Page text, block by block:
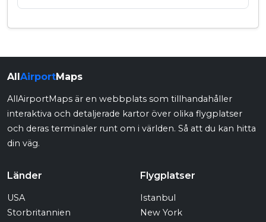
AllAirportMaps
AllAirportMaps är en webbplats som tillhandahåller
interaktiva och detaljerade kartor över olika flygplatser
och deras terminaler runt om i världen. Så att du kan hitta
din väg.
Länder
USA
Storbritannien
Flygplatser
Istanbul
New York